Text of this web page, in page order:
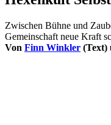
Zwischen Bühne und
Gemeinschaft neue Kraft
Von Finn Winkler (Text)